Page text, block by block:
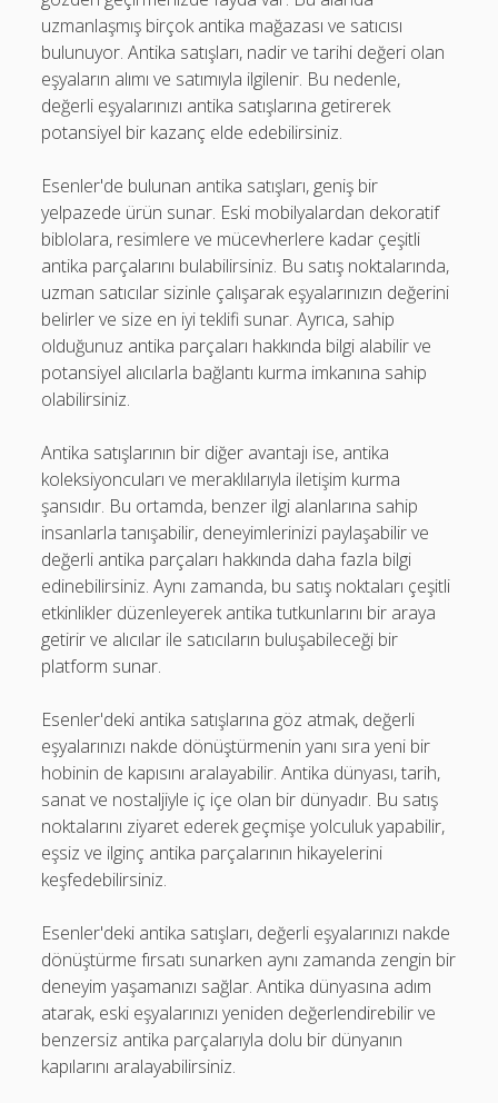
uzmanlaşmış birçok antika mağazası ve satıcısı
bulunuyor. Antika satışları, nadir ve tarihi değeri olan
eşyaların alımı ve satımıyla ilgilenir. Bu nedenle,
değerli eşyalarınızı antika satışlarına getirerek
potansiyel bir kazanç elde edebilirsiniz.
Esenler'de bulunan antika satışları, geniş bir
yelpazede ürün sunar. Eski mobilyalardan dekoratif
biblolara, resimlere ve mücevherlere kadar çeşitli
antika parçalarını bulabilirsiniz. Bu satış noktalarında,
uzman satıcılar sizinle çalışarak eşyalarınızın değerini
belirler ve size en iyi teklifi sunar. Ayrıca, sahip
olduğunuz antika parçaları hakkında bilgi alabilir ve
potansiyel alıcılarla bağlantı kurma imkanına sahip
olabilirsiniz.
Antika satışlarının bir diğer avantajı ise, antika
koleksiyoncuları ve meraklılarıyla iletişim kurma
şansıdır. Bu ortamda, benzer ilgi alanlarına sahip
insanlarla tanışabilir, deneyimlerinizi paylaşabilir ve
değerli antika parçaları hakkında daha fazla bilgi
edinebilirsiniz. Aynı zamanda, bu satış noktaları çeşitli
etkinlikler düzenleyerek antika tutkunlarını bir araya
getirir ve alıcılar ile satıcıların buluşabileceği bir
platform sunar.
Esenler'deki antika satışlarına göz atmak, değerli
eşyalarınızı nakde dönüştürmenin yanı sıra yeni bir
hobinin de kapısını aralayabilir. Antika dünyası, tarih,
sanat ve nostaljiyle iç içe olan bir dünyadır. Bu satış
noktalarını ziyaret ederek geçmişe yolculuk yapabilir,
eşsiz ve ilginç antika parçalarının hikayelerini
keşfedebilirsiniz.
Esenler'deki antika satışları, değerli eşyalarınızı nakde
dönüştürme fırsatı sunarken aynı zamanda zengin bir
deneyim yaşamanızı sağlar. Antika dünyasına adım
atarak, eski eşyalarınızı yeniden değerlendirebilir ve
benzersiz antika parçalarıyla dolu bir dünyanın
kapılarını aralayabilirsiniz.